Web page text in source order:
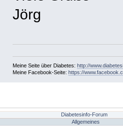
Jörg
Meine Seite über Diabetes: http://
Meine Facebook-Seite: https://
Diabetesinfo-Forum
Allgemeines